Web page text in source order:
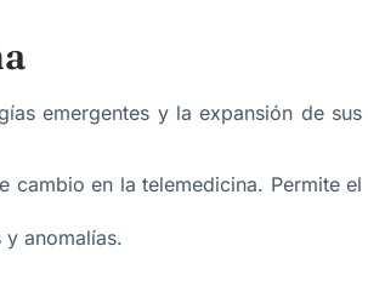
emergentes y la expansión de sus
cambio en la telemedicina. Permite el
anomalías.